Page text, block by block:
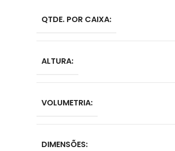
QTDE. POR CAIXA:
ALTURA:
VOLUMETRIA:
DIMENSÕES: